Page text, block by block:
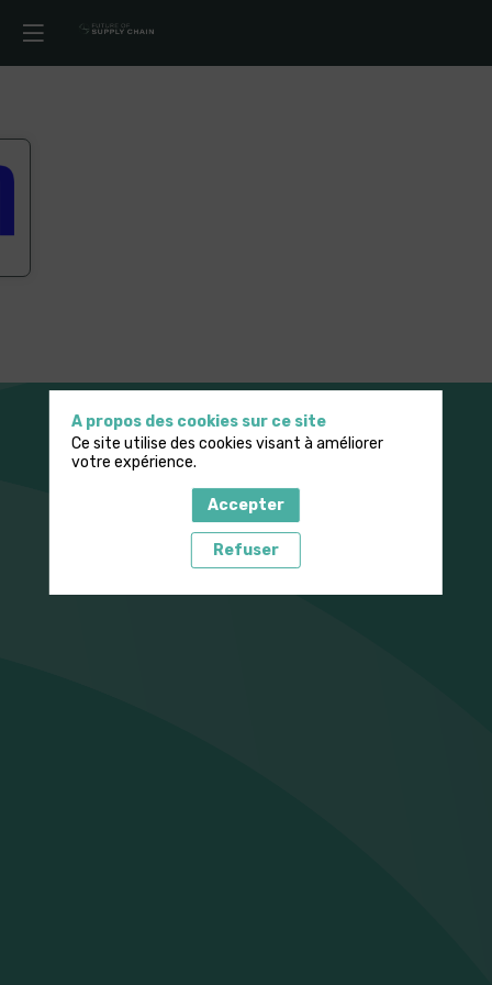
A propos des cookies sur ce site
Ce site utilise des cookies visant à améliorer
votre expérience.
Accepter
Refuser